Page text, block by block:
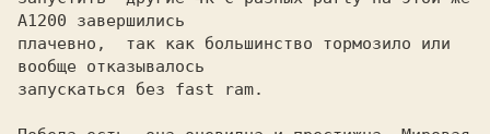
A1200 завершились
плачевно,  так как большинство тормозило или
вообще отказывалось
запускаться без fast ram.